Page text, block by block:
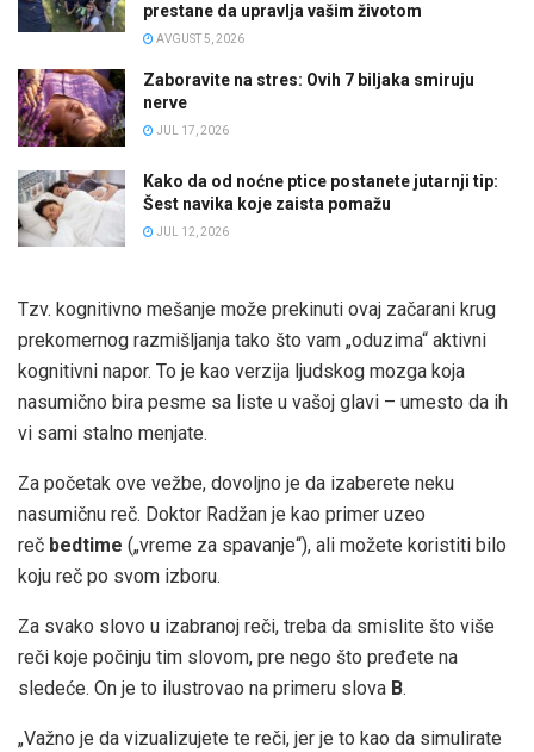
prestane da upravlja vašim životom
AVGUST 5, 2026
Zaboravite na stres: Ovih 7 biljaka smiruju
nerve
JUL 17, 2026
Kako da od noćne ptice postanete jutarnji tip:
Šest navika koje zaista pomažu
JUL 12, 2026
Tzv. kognitivno mešanje može prekinuti ovaj začarani krug
prekomernog razmišljanja tako što vam „oduzima“ aktivni
kognitivni napor. To je kao verzija ljudskog mozga koja
nasumično bira pesme sa liste u vašoj glavi – umesto da ih
vi sami stalno menjate.
Za početak ove vežbe, dovoljno je da izaberete neku
nasumičnu reč. Doktor Radžan je kao primer uzeo
reč bedtime („vreme za spavanje“), ali možete koristiti bilo
koju reč po svom izboru.
Za svako slovo u izabranoj reči, treba da smislite što više
reči koje počinju tim slovom, pre nego što pređete na
sledeće. On je to ilustrovao na primeru slova B.
„Važno je da vizualizujete te reči, jer je to kao da simulirate